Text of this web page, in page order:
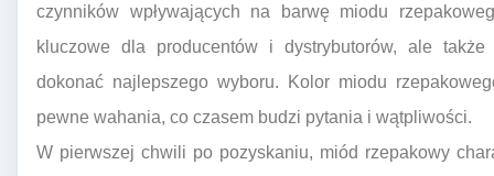
czynników wpływających na barwę miodu
kluczowe dla producentów i dystrybutorów, ale
dokonać najlepszego wyboru. Kolor miodu
pewne wahania, co czasem budzi pytania i wątpliwości.
W pierwszej chwili po pozyskaniu, miód rzepakowy